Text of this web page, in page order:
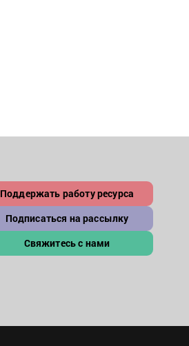
Поддержать работу ресурса
Подписаться на рассылку
Свяжитесь с нами